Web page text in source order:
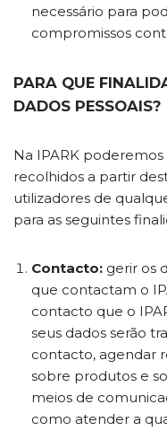
necessário para
compromissos
PARA QUE
DADOS PESSOAIS?
Na IPARK
recolhidos a partir
utilizadores de
para as seguintes
Contacto: gerir os
que contactam o
contacto que o
seus dados serão
contacto, agendar
sobre produtos e
meios de
como atender a